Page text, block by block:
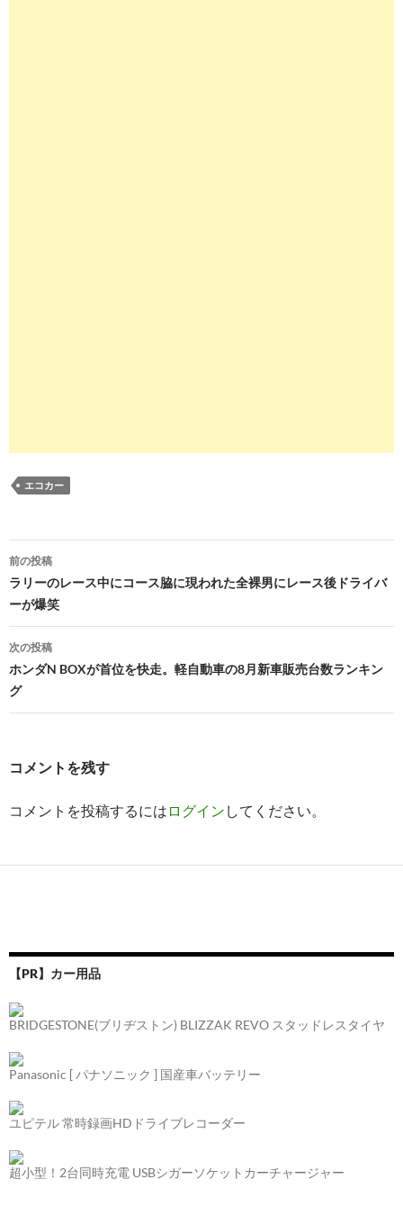
エコカー
投
稿
ナ
ビ
ゲ
ー
ョ
ン
前の投稿
ラリーのレース中にコース脇に現われた全裸男にレース後ドライバ
ーが爆笑
次の投稿
ホンダN BOXが首位を快走。軽自動車の8月新車販売台数ランキン
グ
コメントを残す
コメントを投稿するには ログイン してください。
【PR】カー用品
BRIDGESTONE(ブリヂストン) BLIZZAK REVO スタッドレスタイヤ
Panasonic [ パナソニック ] 国産車バッテリー
ユピテル 常時録画HDドライブレコーダー
超小型！2台同時充電 USBシガーソケットカーチャージャー